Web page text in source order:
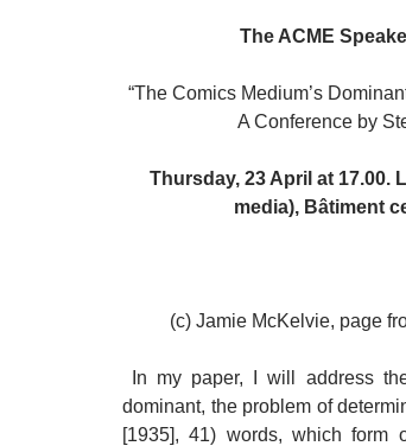
The ACME
“The Comics Medium’s
A Conference by
Thursday, 23 April at 17.00.
media), Bâtiment
(c) Jamie McKelvie, page
In my paper, I will address
dominant, the problem of
[1935], 41) words, which form